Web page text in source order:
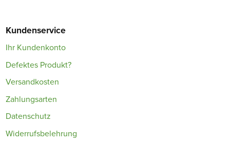
Kundenservice
Ihr Kundenkonto
Defektes Produkt?
Versandkosten
Zahlungsarten
Datenschutz
Widerrufsbelehrung